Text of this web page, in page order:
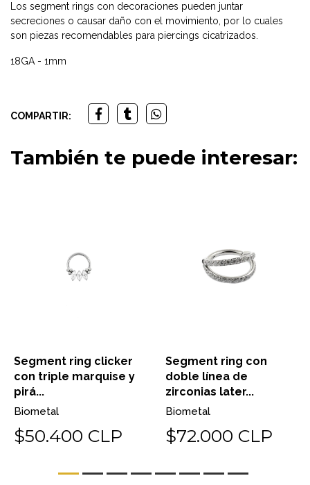
Los segment rings con decoraciones pueden juntar
secreciones o causar daño con el movimiento, por lo cuales
son piezas recomendables para piercings cicatrizados.
18GA - 1mm
COMPARTIR:
También te puede interesar:
Segment ring clicker
con triple marquise y
pirá...
Biometal
$50.400 CLP
Segment ring con
doble línea de
zirconias later...
Biometal
$72.000 CLP